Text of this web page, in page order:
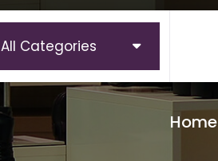
All Categories
Home